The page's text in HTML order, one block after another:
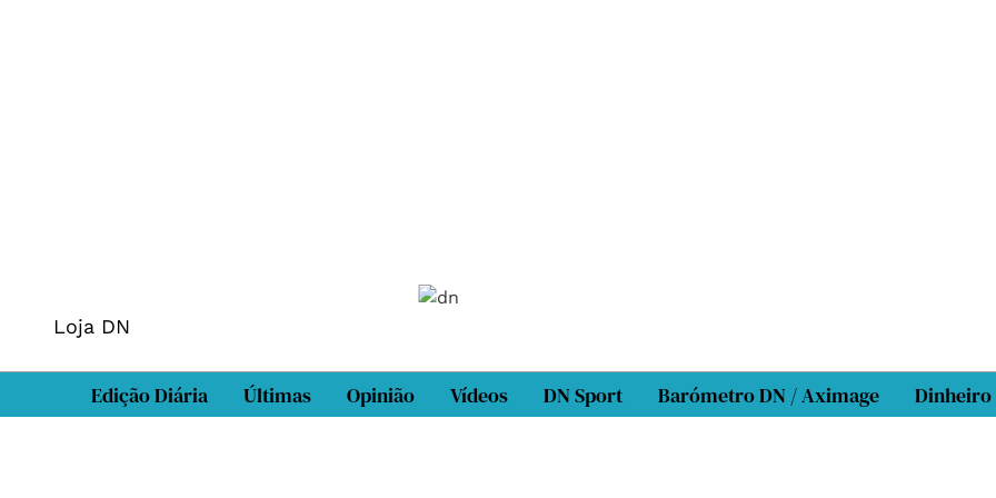
Loja DN
Edição Diária Últimas Opinião Vídeos DN Sport Barómetro DN / Aximage Dinheiro